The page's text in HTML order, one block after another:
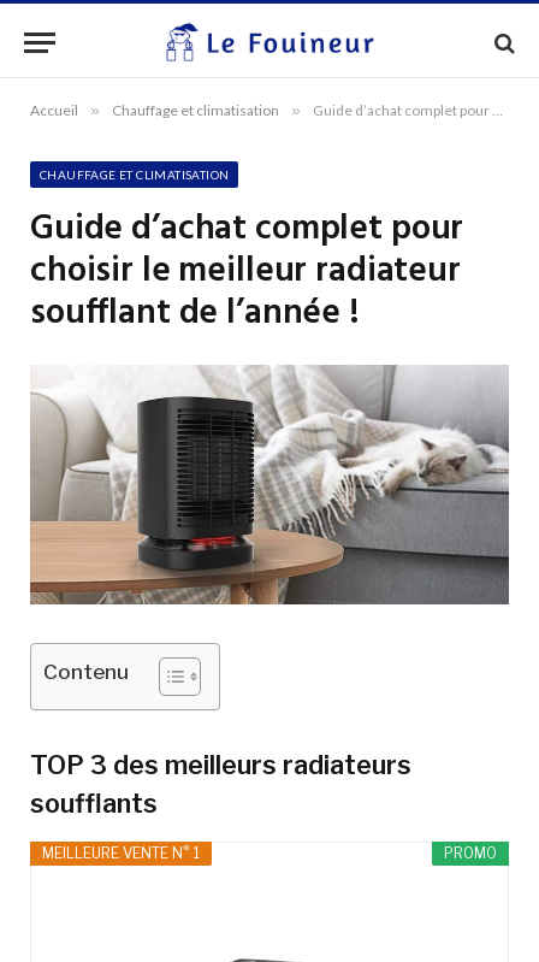
Accueil » Chauffage et climatisation » Guide d’achat complet pour choisir le meilleur radiateur soufflant de l’année !
CHAUFFAGE ET CLIMATISATION
Guide d’achat complet pour
choisir le meilleur radiateur
soufflant de l’année !
Contenu
TOP 3 des meilleurs radiateurs
soufflants
PROMO
MEILLEURE VENTE N° 1